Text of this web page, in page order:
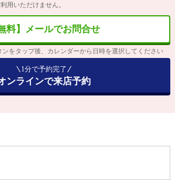
用いただけません。
無料】メールでお問合せ
ンをタップ後、カレンダーから日時を選択してください
1分で予約完了
ンラインで来店予約